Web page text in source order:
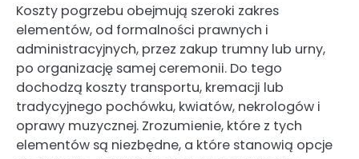
Koszty pogrzebu obejmują szeroki zakres
elementów, od formalności prawnych i
administracyjnych, przez zakup trumny lub urny,
po organizację samej ceremonii. Do tego
dochodzą koszty transportu, kremacji lub
tradycyjnego pochówku, kwiatów, nekrologów i
oprawy muzycznej. Zrozumienie, które z tych
elementów są niezbędne, a które stanowią opcje